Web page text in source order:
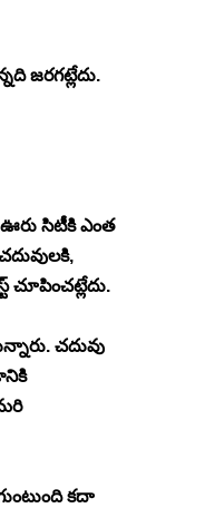
జరగట్లేదు.
సిటీకి ఎంత
చూపించట్లేదు.
చదువు
కదా